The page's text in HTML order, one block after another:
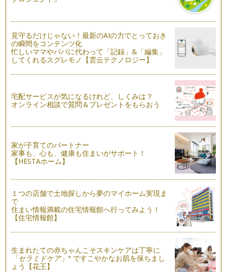
族館…
おいしそうなフラワーケーキはいかがですか？
お花を「花」としてだけではなく、楽しんでみませんか。 可
愛いくて食べたくなるフラワ…
少ないお花をバランスよく活けるヒント
お花が少ないときに、スクエアなどの器口の広い花器は活けに
お花とグリーン野菜は好相性！一緒にアレンジしてみましょう
フラワーアレンジは、バスケットなどの器にお花がアレンジ
され…
子どもと一緒にお花を楽しもう♪ おうちで簡単アレンジ
あったり難しそうと思っていませんか…
見守るだけじゃない！最新のAIの力でとっておき
の瞬間をコンテンツ化
忙しいママやパパに代わって「記録」&「編集」
してくれるスグレモノ【雲云テクノロジー】
宅配サービスが気になるけれど、しくみは？
オンライン相談で質問＆プレゼントをもらおう
家が子育てのパートナー
家事も、心も、健康も住まいがサポート！
【HESTAホーム】
１つの店舗で土地探しから夢のマイホーム実現ま
で
住まい情報満載の住宅情報館へ行ってみよう！
【住宅情報館】
生まれたての赤ちゃんこそスキンケアは丁寧に
「セラミドケア」※ ですこやかなお肌を保ちまし
ょう【花王】